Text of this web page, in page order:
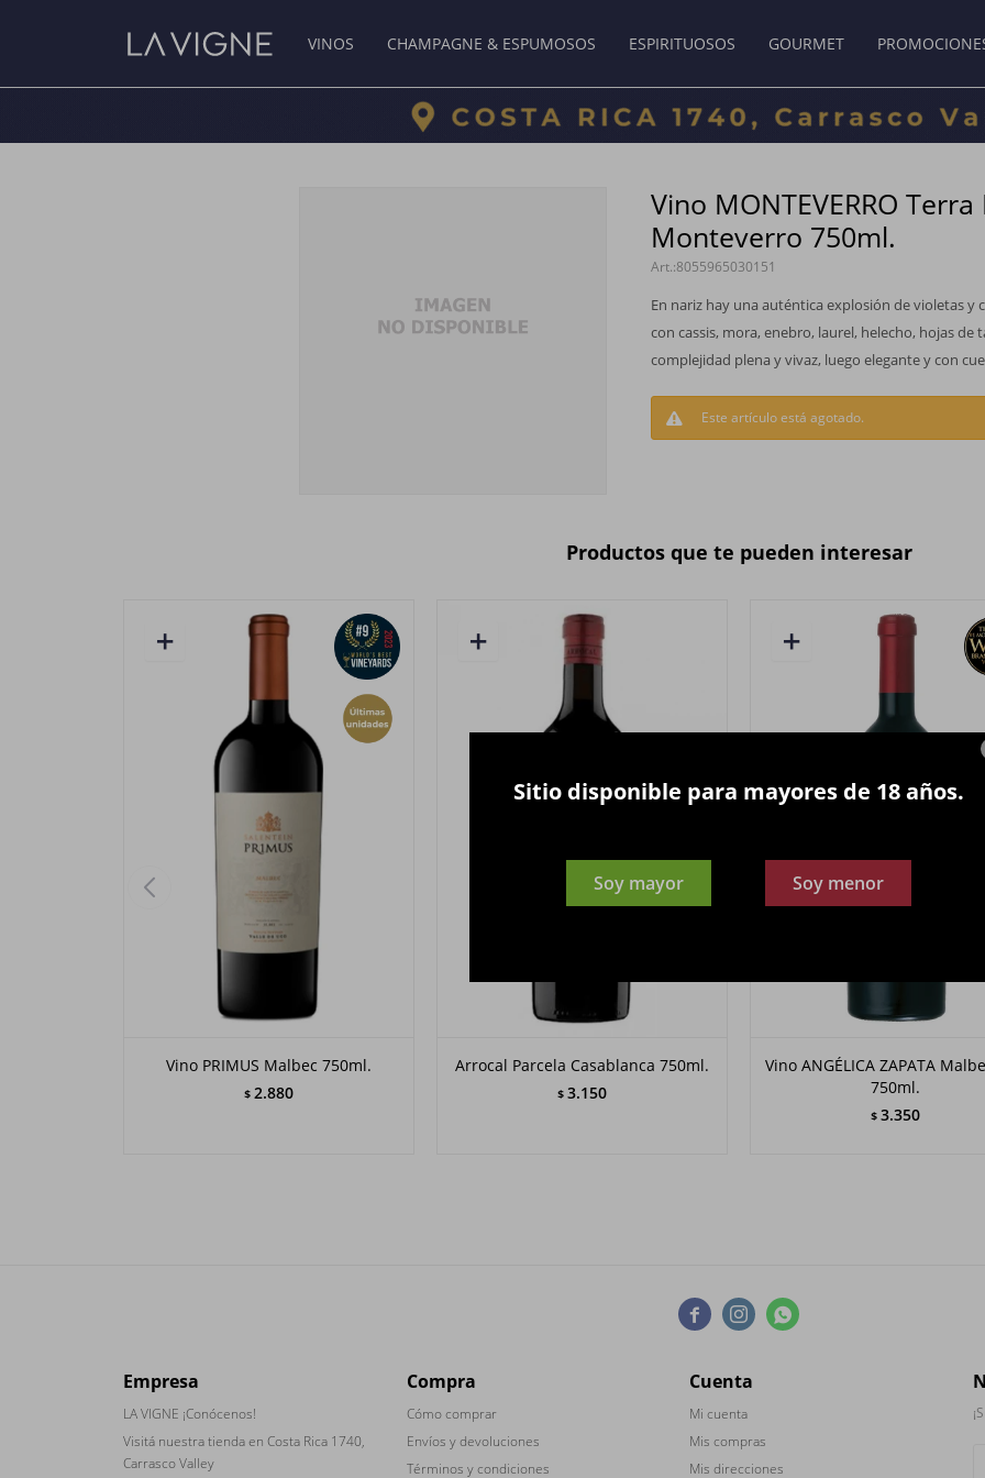
Sitio disponible para mayores de 18 años.
Soy mayor Soy menor
VINOS CHAMPAGNE & ESPUMOSOS ESPIRITUOSOS GOURMET
Vino MONTEVERRO Terra
Monteverro 750ml.
8055965030151
En nariz hay una auténtica explosión de violetas y
con cassis, mora, enebro, laurel, helecho, hojas de
complejidad plena y vivaz, luego elegante y con
Este artículo está agotado.
Productos que te pueden interesar
Vino PRIMUS Malbec 750ml.
$ 2.880
Arrocal Parcela Casablanca 750ml.
$ 3.150
Vino ANGÉLICA ZAPATA
750ml.
$ 3.350
  
Empresa
LA VIGNE ¡Conócenos!
Visitá nuestra tienda en Costa Rica 1740,
Carrasco Valley
Compra
Cómo comprar
Envíos y devoluciones
Términos y condiciones
Cuenta
Mi cuenta
Mis compras
Mis direcciones